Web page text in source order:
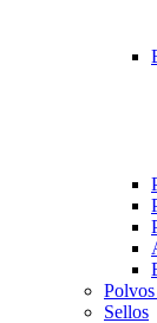
Sellos